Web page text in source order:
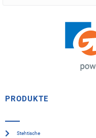
PRODUKTE
Stehtische